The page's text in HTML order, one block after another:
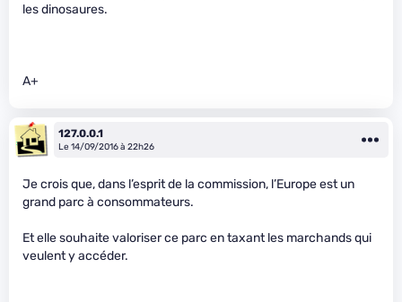
les dinosaures.
A+
127.0.0.1
Le 14/09/2016 à 22h26
Je crois que, dans l’esprit de la commission, l’Europe est un
grand parc à consommateurs.
Et elle souhaite valoriser ce parc en taxant les marchands qui
veulent y accéder.